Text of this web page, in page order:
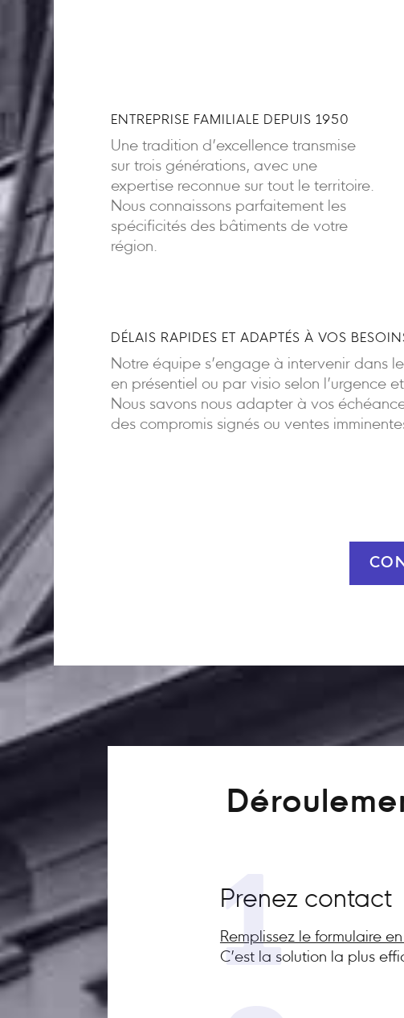
ENTREPRISE FAMILIALE DEPUIS 1950
Une tradition d’excellence transmise
sur trois générations, avec une
expertise reconnue sur tout le territoire.
Nous connaissons parfaitement les
spécificités des bâtiments de votre
région.
DÉLAIS RAPIDES ET ADAPTÉS À VOS
Notre équipe s’engage à intervenir dans
en présentiel ou par visio selon l’urgence
Nous savons nous adapter à vos
des compromis signés ou ventes
1
Prenez contact
Remplissez le formulaire
C’est la solution la plus